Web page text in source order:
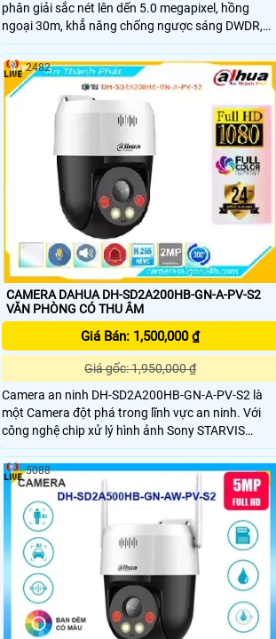
phân giải sắc nét lên dến 5.0 megapixel, hồng
ngoại 30m, khẳ năng chống ngược sáng DWDR,
khả năng quay xoay 360 cùng loa và mic mang lại
cho camera hình ảnh chất lượng.
CAMERA DAHUA DH-SD2A200HB-GN-A-PV-S2
VĂN PHÒNG CÓ THU ÂM
Giá Bán: 1,500,000 ₫
Giá gốc: 1,950,000 ₫
Camera an ninh DH-SD2A200HB-GN-A-PV-S2 là
một Camera đột phá trong lĩnh vực an ninh. Với
công nghệ chip xử lý hình ảnh Sony STARVIS
CMOS, camera này mang đến cho người dùng
chất lượng hình ảnh sắc nét và chân thực. Đặc
biệt, khả năng xem ban đêm Full Color trong
khoảng cách 30m là điểm nhấn đáng chú ý của
Camera này
2482
5088